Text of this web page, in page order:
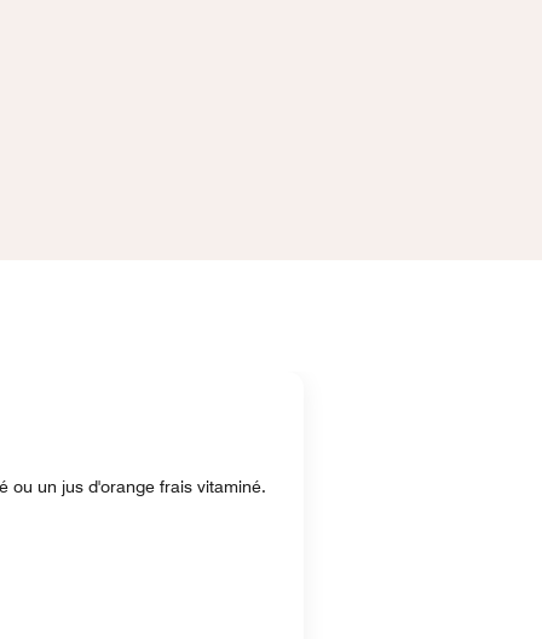
ou un jus d'orange frais vitaminé.